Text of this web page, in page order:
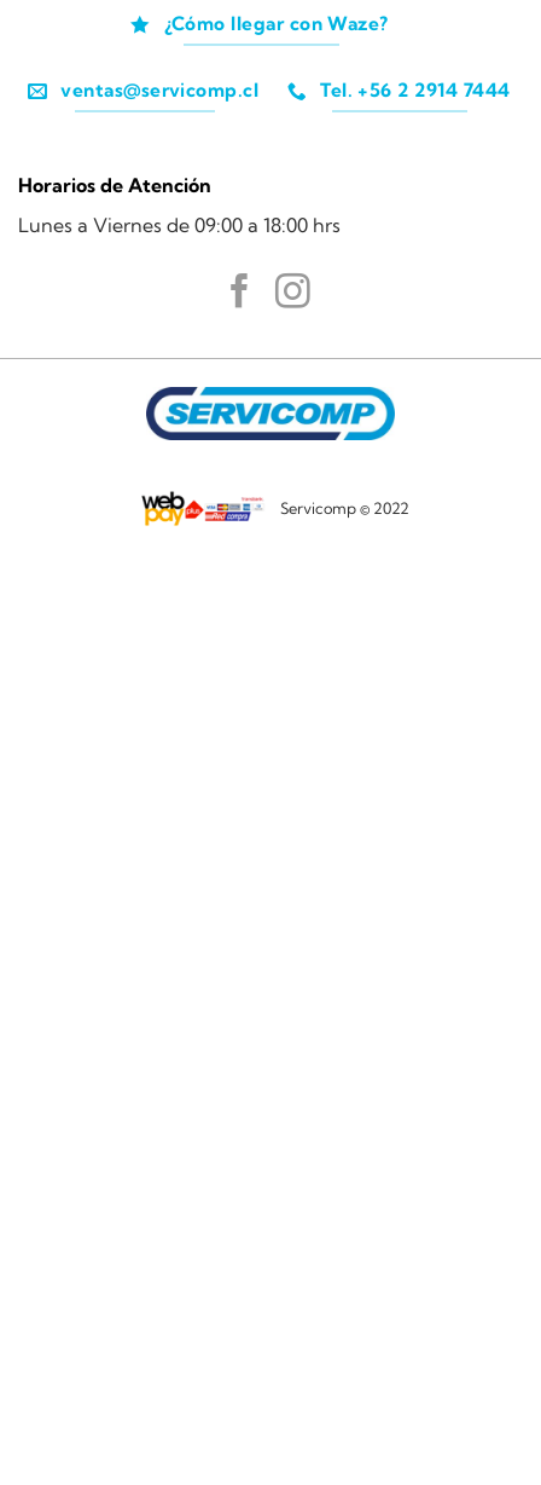
¿Cómo llegar con Waze?
ventas@servicomp.cl Tel. +56 2 2914 7444
Horarios de Atención
Lunes a Viernes de 09:00 a 18:00 hrs
Servicomp © 2022